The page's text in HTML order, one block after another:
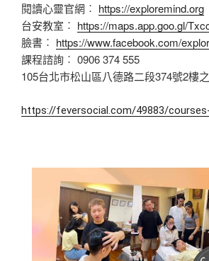
閱讀心靈官網︰ https://exploremind.org
台安教室︰ https://maps.app.goo.gl/
臉書︰ https://www.facebook.com/
課程諮詢︰ 0906 374 555
105台北市松山區八德路二段374號2樓
https://feversocial.com/49883/